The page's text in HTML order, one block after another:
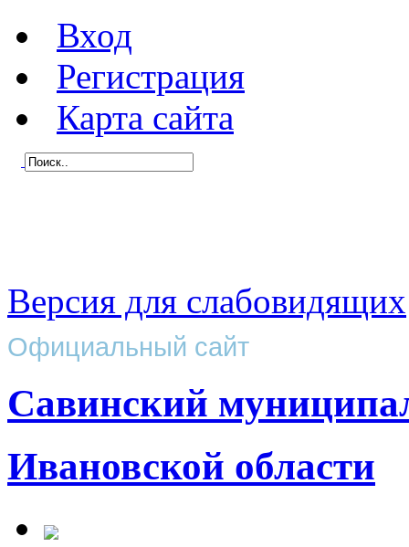
Вход
Регистрация
Карта сайта
Версия для слабовидящих
Официальный сайт
Савинский
Ивановской области